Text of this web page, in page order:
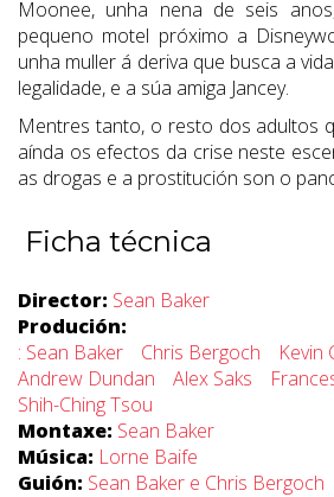
Moonee, unha nena de seis
pequeno motel próximo a
unha muller á deriva que busca a
legalidade, e a súa amiga Jancey.
Mentres tanto, o resto dos adultos
aínda os efectos da crise neste
as drogas e a prostitución son o
Ficha técnica
Director: Sean Baker
Produción:
: Sean Baker
Chris Bergoch
Kevin
Andrew Dundan
Alex Saks
Shih-Ching Tsou
Montaxe: Sean Baker
Música: Lorne Baife
Guión: Sean Baker e Chris Bergoch